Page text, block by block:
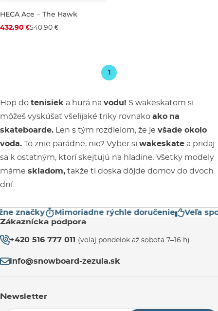
Zľava -20 %
HECA Ace – The Hawk
432.90 €540.90 €
1
Hop do tenisiek a hurá na vodu! S wakeskatom si
môžeš vyskúšať všelijaké triky rovnako ako na
skateboarde. Len s tým rozdielom, že je všade okolo
voda. To znie parádne, nie? Vyber si wakeskate a pridaj
sa k ostatným, ktorí skejtujú na hladine. Všetky modely
máme skladom, takže ti doska dôjde domov do dvoch
dní.
značky Mimoriadne rýchle doručenie Veľa
Zákaznícka podpora
+420 516 777 011 (volaj pondelok až sobota 7–16 h)
info@snowboard-zezula.sk
Newsletter